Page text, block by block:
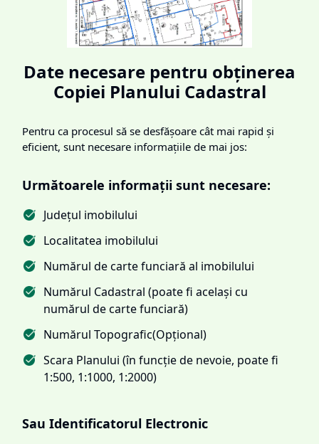
Date necesare pentru obținerea
Copiei Planului Cadastral
Pentru ca procesul să se desfășoare cât mai rapid și
eficient, sunt necesare informațiile de mai jos:
Următoarele informații sunt necesare:
Județul imobilului
Localitatea imobilului
Numărul de carte funciară al imobilului
Numărul Cadastral (poate fi același cu
numărul de carte funciară)
Numărul Topografic(Opțional)
Scara Planului (în funcție de nevoie, poate fi
1:500, 1:1000, 1:2000)
Sau Identificatorul Electronic